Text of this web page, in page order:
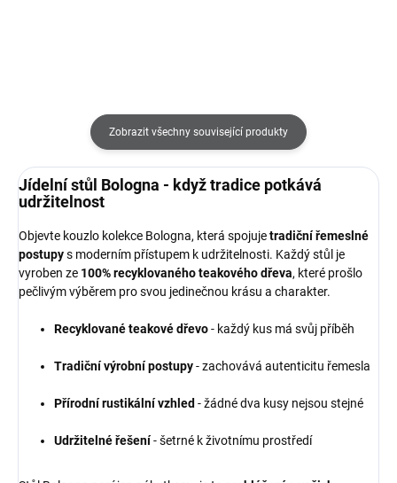
Zobrazit všechny související produkty
Jídelní stůl Bologna - když tradice potkává
udržitelnost
Objevte kouzlo kolekce Bologna, která spojujetradiční řemeslné
postupys moderním přístupem k udržitelnosti. Každý stůl je
vyroben ze 100% recyklovaného teakového dřeva, které prošlo
pečlivým výběrem pro svou jedinečnou krásu a charakter.
Recyklované teakové dřevo- každý kus má svůj příběh
Tradiční výrobní postupy- zachovává autenticitu řemesla
Přírodní rustikální vzhled - žádné dva kusy nejsou stejné
Udržitelné řešení- šetrné k životnímu prostředí